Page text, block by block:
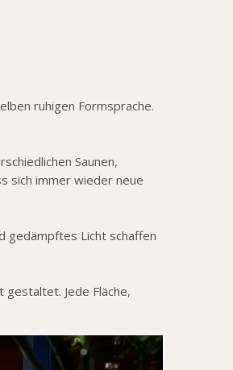
ruhigen Formsprache.
Saunen,
sich immer wieder neue
gedämpftes Licht schaffen
Jede Fläche,